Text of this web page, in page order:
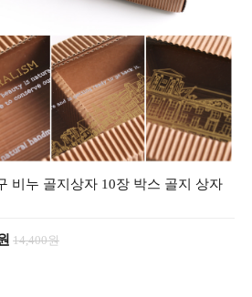
비누 골지상자 10장 박스 골지 상자
14,400원